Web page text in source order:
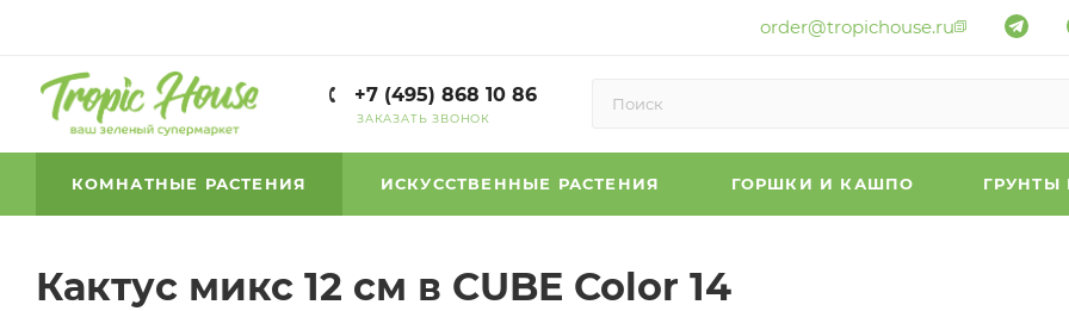
order@tropichouse.ru
+7 (495) 868 10 86
ЗАКАЗАТЬ ЗВОНОК
КОМНАТНЫЕ РАСТЕНИЯ ИСКУССТВЕННЫЕ РАСТЕНИЯ ГОРШКИ И КАШПО ГРУНТЫ
Кактус микс 12 см в CUBE Color 14